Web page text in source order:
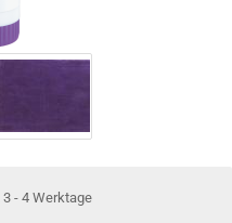
3 - 4 Werktage